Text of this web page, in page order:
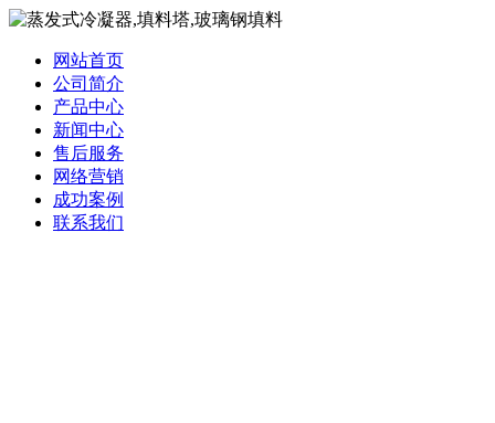
网站首页
公司简介
产品中心
新闻中心
售后服务
网络营销
成功案例
联系我们